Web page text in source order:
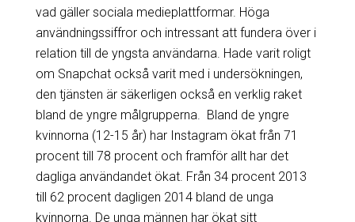
vad gäller sociala medieplattformar. Höga
användningssiffror och intressant att fundera över i
relation till de yngsta användarna. Hade varit roligt
om Snapchat också varit med i undersökningen,
den tjänsten är säkerligen också en verklig raket
bland de yngre målgrupperna. Bland de yngre
kvinnorna (12-15 år) har Instagram ökat från 71
procent till 78 procent och framför allt har det
dagliga användandet ökat. Från 34 procent 2013
till 62 procent dagligen 2014 bland de unga
kvinnorna. De unga männen har ökat sitt